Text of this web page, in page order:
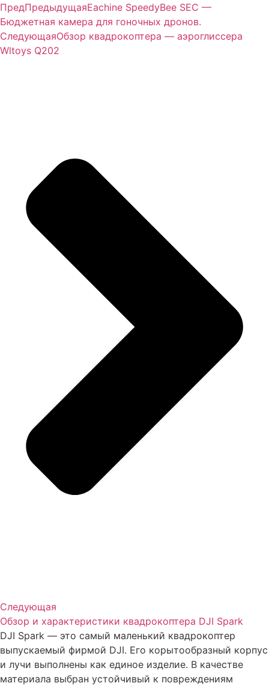
ПредПредыдущаяEachine SpeedyBee SEC —
Бюджетная камера для гоночных дронов.
СледующаяОбзор квадрокоптера — аэроглиссера
Wltoys Q202
Следующая
Обзор и характеристики квадрокоптера DJI Spark
DJI Spark — это самый маленький квадрокоптер
выпускаемый фирмой DJI. Его корытообразный корпус
и лучи выполнены как единое изделие. В качестве
материала выбран устойчивый к повреждениям